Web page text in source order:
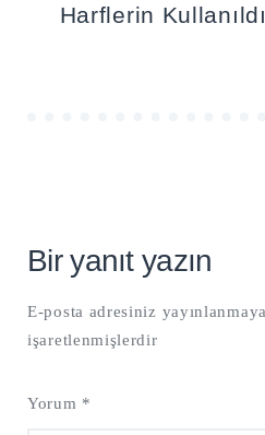
Harflerin
Bir yanıt yazın
E-posta adresiniz
işaretlenmişlerdir
Yorum *